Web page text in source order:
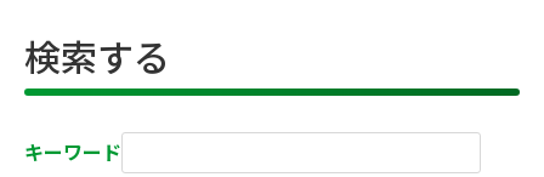
検索する
キーワード